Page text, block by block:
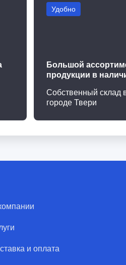
Удобно
Большой
продукции в
Собственный склад
городе Твери
и оплата